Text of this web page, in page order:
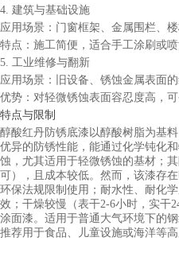
4. 建筑与基础设施
应用场景：门窗框架、金属围栏、
特点：施工简便，适合手工涂刷或喷
5. 工业维修与翻新
应用场景：旧设备、锈蚀金属表面的
优势：对轻微锈蚀表面容忍度高，可
特点与限制
醇酸红丹防锈底漆以醇酸树脂为基
优异的防锈性能，能通过化学钝化
蚀，尤其适用于轻微锈蚀的基材；
可），且成本较低。然而，该漆存
环保法规限制使用；耐水性、耐化
效；干燥较慢（表干2-6小时，实干
涂面漆。适用于普通大气环境下的
推荐用于食品、儿童设施或海洋等高